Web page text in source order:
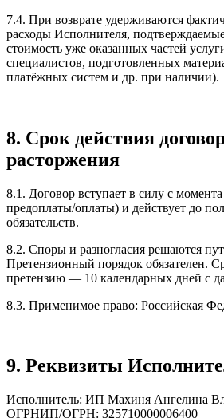
7.4. При возврате удерживаются
расходы Исполнителя,
стоимость уже оказанных частей
специалистов, подготовленных
платёжных систем и др. при наличии).
8. Срок действия
расторжения
8.1. Договор вступает в силу с
предоплаты/оплаты) и действует до
обязательств.
8.2. Споры и разногласия решаются
Претензионный порядок обязателен.
претензию — 10 календарных дней с
8.3. Применимое право: Российская
9. Реквизиты
Исполнитель: ИП Махиня Ангелина
ОГРНИП/ОГРН: 325710000006400